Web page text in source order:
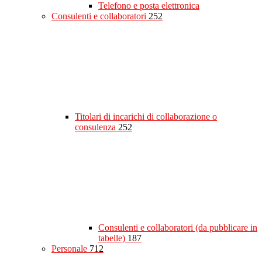
Telefono e posta elettronica
Consulenti e collaboratori 252
Titolari di incarichi di collaborazione o
consulenza 252
Consulenti e collaboratori (da pubblicare in
tabelle) 187
Personale 712